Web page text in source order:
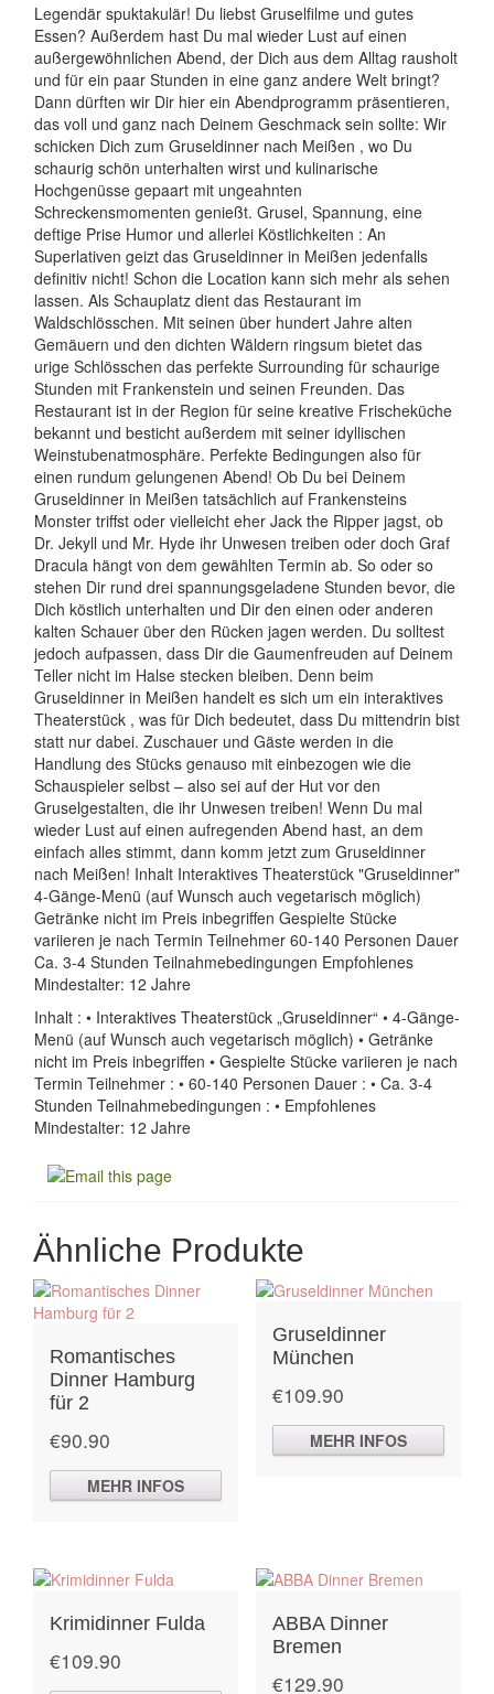
Legendär spuktakulär! Du liebst Gruselfilme und gutes
Essen? Außerdem hast Du mal wieder Lust auf einen
außergewöhnlichen Abend, der Dich aus dem Alltag rausholt
und für ein paar Stunden in eine ganz andere Welt bringt?
Dann dürften wir Dir hier ein Abendprogramm präsentieren,
das voll und ganz nach Deinem Geschmack sein sollte: Wir
schicken Dich zum Gruseldinner nach Meißen , wo Du
schaurig schön unterhalten wirst und kulinarische
Hochgenüsse gepaart mit ungeahnten
Schreckensmomenten genießt. Grusel, Spannung, eine
deftige Prise Humor und allerlei Köstlichkeiten : An
Superlativen geizt das Gruseldinner in Meißen jedenfalls
definitiv nicht! Schon die Location kann sich mehr als sehen
lassen. Als Schauplatz dient das Restaurant im
Waldschlösschen. Mit seinen über hundert Jahre alten
Gemäuern und den dichten Wäldern ringsum bietet das
urige Schlösschen das perfekte Surrounding für schaurige
Stunden mit Frankenstein und seinen Freunden. Das
Restaurant ist in der Region für seine kreative Frischeküche
bekannt und besticht außerdem mit seiner idyllischen
Weinstubenatmosphäre. Perfekte Bedingungen also für
einen rundum gelungenen Abend! Ob Du bei Deinem
Gruseldinner in Meißen tatsächlich auf Frankensteins
Monster triffst oder vielleicht eher Jack the Ripper jagst, ob
Dr. Jekyll und Mr. Hyde ihr Unwesen treiben oder doch Graf
Dracula hängt von dem gewählten Termin ab. So oder so
stehen Dir rund drei spannungsgeladene Stunden bevor, die
Dich köstlich unterhalten und Dir den einen oder anderen
kalten Schauer über den Rücken jagen werden. Du solltest
jedoch aufpassen, dass Dir die Gaumenfreuden auf Deinem
Teller nicht im Halse stecken bleiben. Denn beim
Gruseldinner in Meißen handelt es sich um ein interaktives
Theaterstück , was für Dich bedeutet, dass Du mittendrin bist
statt nur dabei. Zuschauer und Gäste werden in die
Handlung des Stücks genauso mit einbezogen wie die
Schauspieler selbst – also sei auf der Hut vor den
Gruselgestalten, die ihr Unwesen treiben! Wenn Du mal
wieder Lust auf einen aufregenden Abend hast, an dem
einfach alles stimmt, dann komm jetzt zum Gruseldinner
nach Meißen! Inhalt Interaktives Theaterstück "Gruseldinner"
4-Gänge-Menü (auf Wunsch auch vegetarisch möglich)
Getränke nicht im Preis inbegriffen Gespielte Stücke
variieren je nach Termin Teilnehmer 60-140 Personen Dauer
Ca. 3-4 Stunden Teilnahmebedingungen Empfohlenes
Mindestalter: 12 Jahre
Inhalt : • Interaktives Theaterstück „Gruseldinner“ • 4-Gänge-
Menü (auf Wunsch auch vegetarisch möglich) • Getränke
nicht im Preis inbegriffen • Gespielte Stücke variieren je nach
Termin Teilnehmer : • 60-140 Personen Dauer : • Ca. 3-4
Stunden Teilnahmebedingungen : • Empfohlenes
Mindestalter: 12 Jahre
Ähnliche Produkte
Romantisches
Dinner Hamburg
für 2
€90.90
MEHR INFOS
Gruseldinner
München
€109.90
MEHR INFOS
Krimidinner Fulda
€109.90
ABBA Dinner
Bremen
€129.90